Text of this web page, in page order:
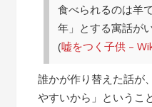
食べられるのは羊
年」とする寓話が
(嘘をつく子供 –
誰かが作り替えた話が
やすいから」というこ